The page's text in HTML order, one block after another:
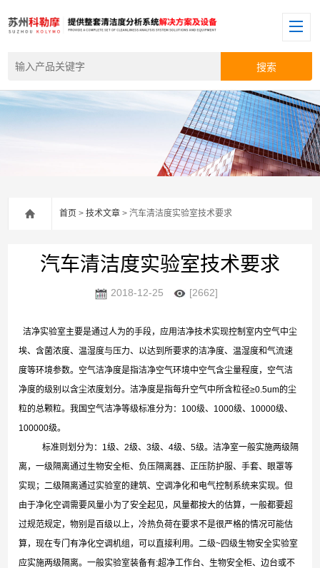
首页 >技术文章 > 汽车清洁度实验室技术要求
汽车清洁度实验室技术要求
2018-12-25 [2662]
洁净实验室主要是通过人为的手段，应用洁净技术实现控制室内空气中尘
埃、含菌浓度、温湿度与压力、以达到所要求的洁净度、温湿度和气流速
度等环境参数。空气洁净度是指洁净空气环境中空气含尘量程度，空气洁
净度的级别以含尘浓度划分。洁净度是指每升空气中所含粒径≥0.5um的尘
粒的总颗粒。我国空气洁净等级标准分为：100级、1000级、10000级、
100000级。
标准则划分为：1级、2级、3级、4级、5级。洁净室一般实施两级隔
离，一级隔离通过生物安全柜、负压隔离器、正压防护服、手套、眼罩等
实现；二级隔离通过实验室的建筑、空调净化和电气控制系统来实现。但
由于净化空调需要风量小为了安全起见，风量都按大的估算，一般都要超
过规范规定，物别是百级以上，冷热负荷在要求不是很严格的情况可能估
算，现在专门有净化空调机组，可以直接利用。二级~四级生物安全实验室
应实施两级隔离。一般实验室装备有:超净工作台、生物安全柜、边台或不